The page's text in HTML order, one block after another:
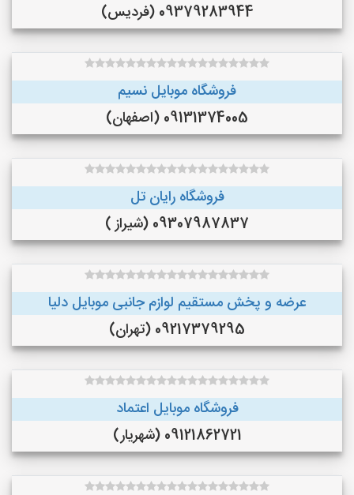
09379283944 (فردیس)
فروشگاه موبایل نسیم
09131374005 (اصفهان)
فروشگاه رایان تل
09307987837 (شیراز )
عرضه و پخش مستقيم لوازم جانبى موبايل دليا
09217379295 (تهران)
فروشگاه موبایل اعتماد
09121862721 (شهریار)